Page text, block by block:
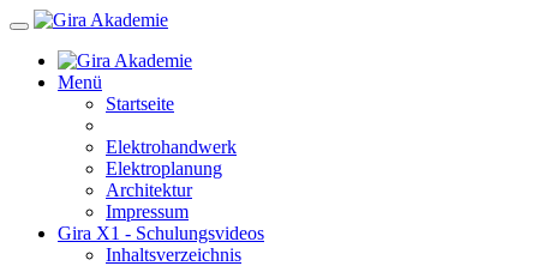
Menü
Startseite
Elektrohandwerk
Elektroplanung
Architektur
Impressum
Gira X1 - Schulungsvideos
Inhaltsverzeichnis